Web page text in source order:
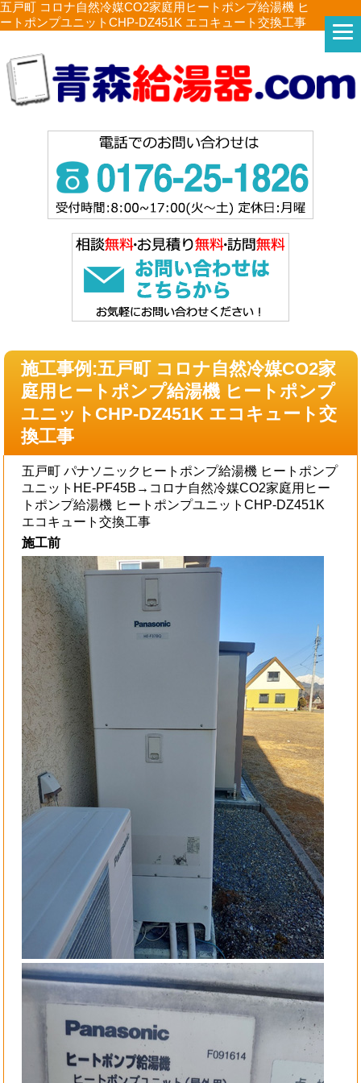
五戸町 コロナ自然冷媒CO2家庭用ヒートポンプ給湯機 ヒ
ートポンプユニットCHP-DZ451K エコキュート交換工事
施工事例:五戸町 コロナ自然冷媒CO2家
庭用ヒートポンプ給湯機 ヒートポンプ
ユニットCHP-DZ451K エコキュート交
換工事
五戸町 パナソニックヒートポンプ給湯機 ヒートポンプ
ユニットHE-PF45B→コロナ自然冷媒CO2家庭用ヒー
トポンプ給湯機 ヒートポンプユニットCHP-DZ451K
エコキュート交換工事
施工前